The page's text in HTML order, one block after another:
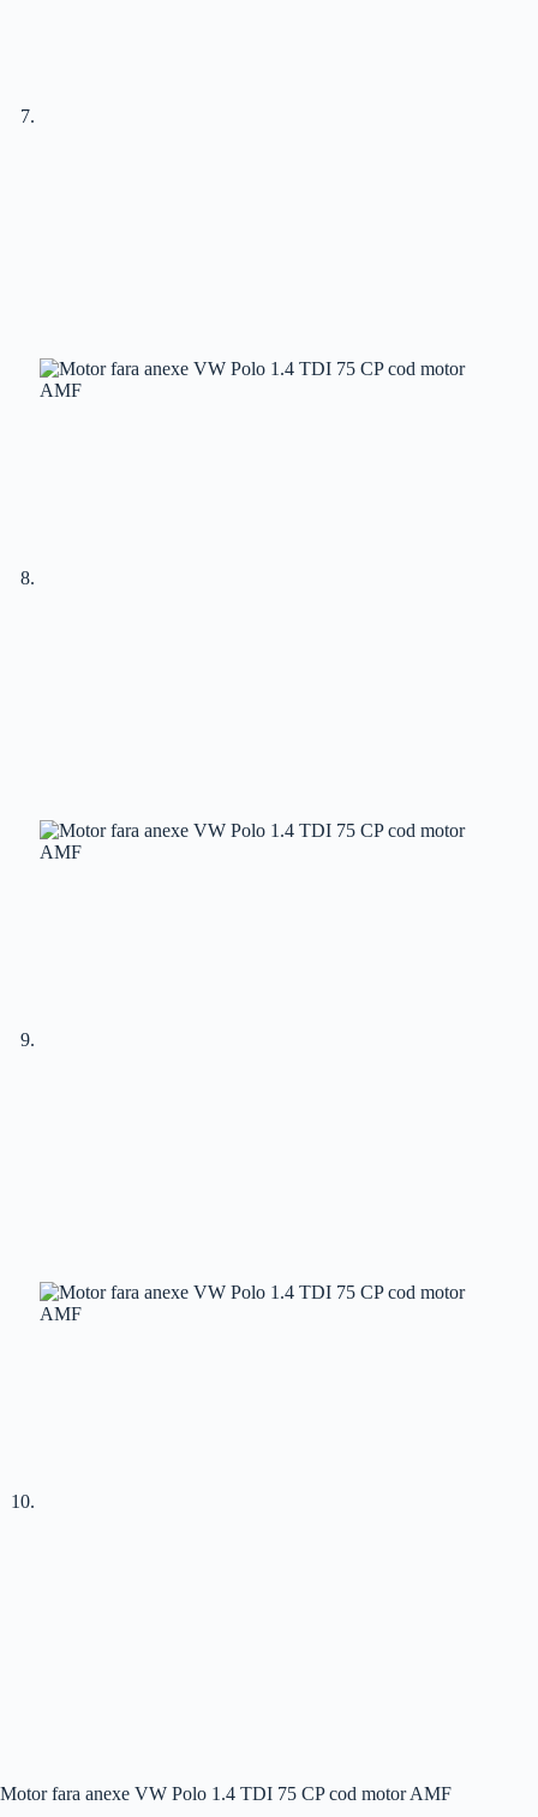
Motor fara anexe VW Polo 1.4 TDI 75 CP cod motor AMF